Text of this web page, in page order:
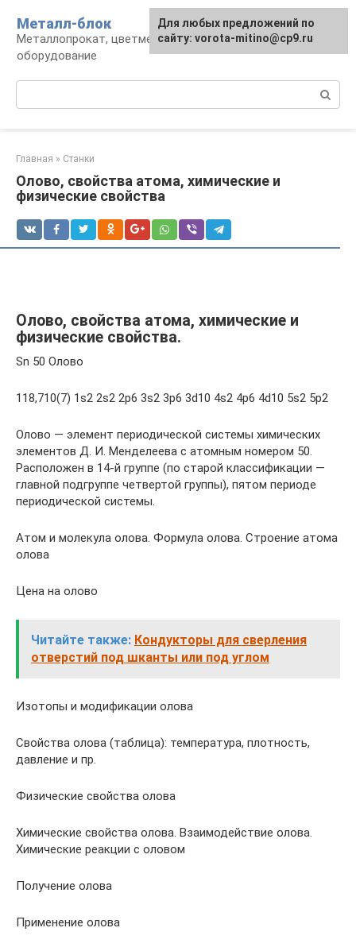
контенту
Металл-блок
Металлопрокат, цветмет, обработка и
оборудование
Главная » Станки
Олово, свойства атома, химические и
физические свойства
Олово, свойства атома, химические и
физические свойства.
Sn 50 Олово
118,710(7) 1s2 2s2 2p6 3s2 3p6 3d10 4s2 4p6 4d10 5s2 5p2
Олово — элемент периодической системы химических
элементов Д. И. Менделеева с атомным номером 50.
Расположен в 14-й группе (по старой классификации —
главной подгруппе четвертой группы), пятом периоде
периодической системы.
Атом и молекула олова. Формула олова. Строение атома
олова
Цена на олово
Читайте также: Кондукторы для сверления
отверстий под шканты или под углом
Изотопы и модификации олова
Свойства олова (таблица): температура, плотность,
давление и пр.
Физические свойства олова
Химические свойства олова. Взаимодействие олова.
Химические реакции с оловом
Получение олова
Применение олова
Для любых предложений по
сайту: vorota-mitino@cp9.ru